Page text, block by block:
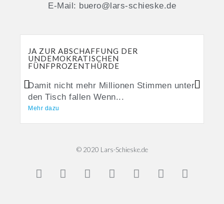
E-Mail: buero@lars-schieske.de
JA ZUR ABSCHAFFUNG DER
UNDEMOKRATISCHEN
FÜNFPROZENTHÜRDE
Damit nicht mehr Millionen Stimmen unter
den Tisch fallen Wenn...
Mehr dazu
© 2020 Lars-Schieske.de